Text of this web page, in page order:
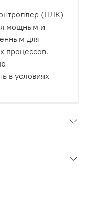
(ПЛК)
мощным и
для
процессов.
в условиях